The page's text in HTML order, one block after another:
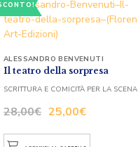
Il teatro della sorpresa
28,00€ 25,00€
ALESSANDRO BENVENUTI
SCRITTURA E COMICITÀ PER LA SCENA